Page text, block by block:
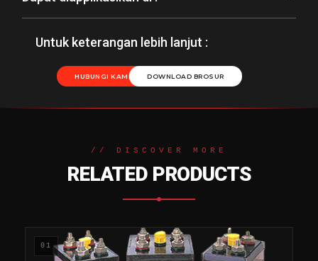
Untuk keterangan lebih lanjut :
HUBUNGI KAMI DOWNLOAD BROSUR
// DISCOVER MORE
RELATED PRODUCTS
01